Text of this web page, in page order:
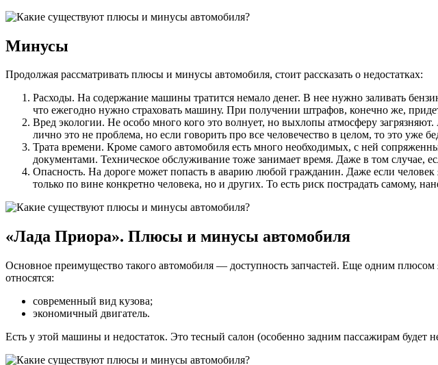
Минусы
Продолжая рассматривать плюсы и минусы автомобиля, стоит рассказать о недостатках:
Расходы. На содержание машины тратится немало денег. В нее нужно заливать
что ежегодно нужно страховать машину. При получении штрафов, конечно же,
Вред экологии. Не особо много кого это волнует, но выхлопы атмосферу
лично это не проблема, но если говорить про все человечество в целом, то это уже
Трата времени. Кроме самого автомобиля есть много необходимых, с ней
документами. Техническое обслуживание тоже занимает время. Даже в том случае,
Опасность. На дороге может попасть в аварию любой гражданин. Даже если
только по вине конкретно человека, но и других. То есть риск пострадать самому,
«Лада Приора». Плюсы и минусы автомобиля
Основное преимущество такого автомобиля — доступность запчастей. Еще одним
относятся:
современный вид кузова;
экономичный двигатель.
Есть у этой машины и недостаток. Это тесный салон (особенно задним пассажирам будет